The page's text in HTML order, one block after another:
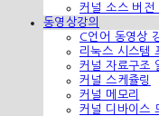
커널 소스 버전
동영상강의
C언어 동영상
리눅스 시스템
커널 자료구조
커널 스케쥴링
커널 메모리
커널 디바이스